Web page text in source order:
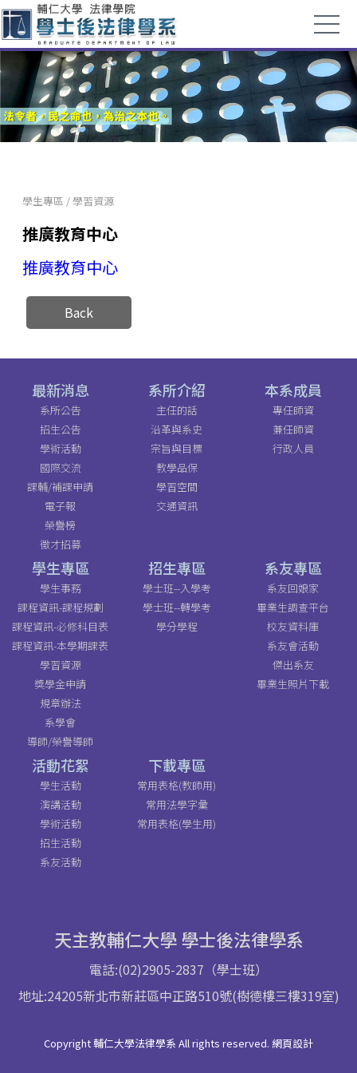
學生專區 /學習資源
推廣教育中心
推廣教育中心
Back
最新消息
系所公告
招生公告
學術活動
國際交流
課輔/補課申請
電子報
榮譽榜
徵才招募
系所介紹
主任的話
沿革與系史
宗旨與目標
教學品保
學習空間
交通資訊
本系成員
專任師資
兼任師資
行政人員
學生專區
學生事務
課程資訊-課程規劃
課程資訊-必修科目表
課程資訊-本學期課表
學習資源
獎學金申請
規章辦法
系學會
導師/榮譽導師
招生專區
學士班--入學考
學士班--轉學考
學分學程
系友專區
系友回娘家
畢業生調查平台
校友資料庫
系友會活動
傑出系友
畢業生照片下載
活動花絮
學生活動
演講活動
學術活動
招生活動
系友活動
下載專區
常用表格(教師用)
常用法學字彙
常用表格(學生用)
天主教輔仁大學 學士後法律學系
電話:(02)2905-2837（學士班）
地址:24205新北市新莊區中正路510號(樹德樓三樓319室)
Copyright 輔仁大學法律學系 All rights reserved. 網頁設計